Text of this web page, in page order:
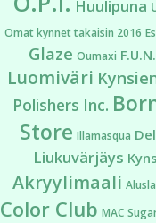
Huulipuna
Omat kynnet takaisin 2016
Glaze Oumaxi
Luomiväri
Polishers Inc.
Store Illamasqua
Liukuvärjäys
Akryylimaali
Color Club MAC